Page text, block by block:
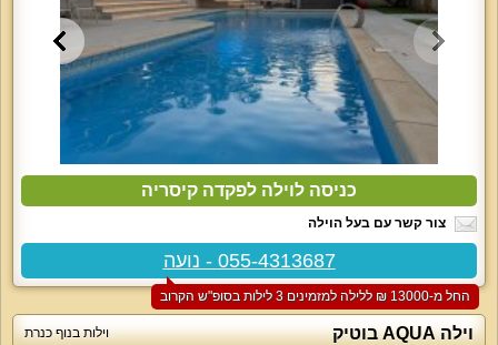
כניסה לוילה לפקדה קיסריה
צור קשר עם בעל הוילה
055-4313687 - נועה
החל מ-‏13000 ₪ ללילה למזמינים 3 לילות בסופ"ש הקרוב
וילה AQUA בוטיק וילות בנוף כנרת